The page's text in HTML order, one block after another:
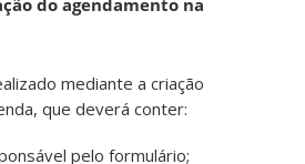
mediante a criação
que deverá conter:
pelo formulário;